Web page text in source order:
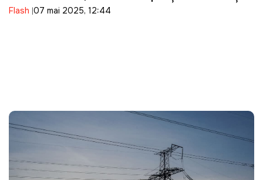
interzise erau transportate din Ucraina
Flash 07 mai 2025, 12:44